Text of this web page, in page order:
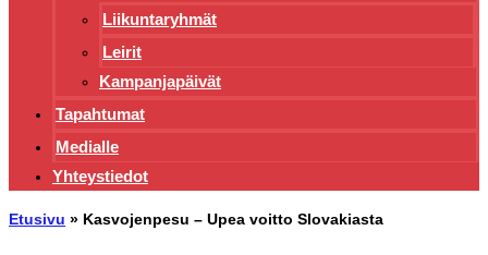
Liikuntaryhmät
Leirit
Kampanjapäivät
Tapahtumat
Medialle
Yhteystiedot
Etusivu » Kasvojenpesu – Upea voitto Slovakiasta